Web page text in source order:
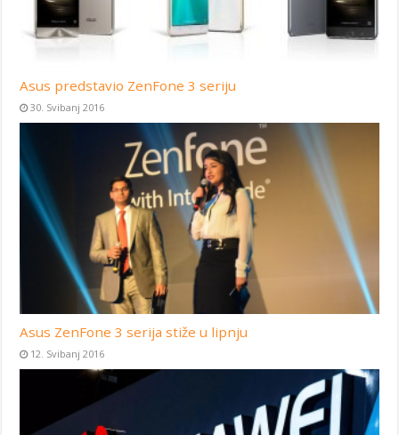
Asus predstavio ZenFone 3 seriju
30. Svibanj 2016
Asus ZenFone 3 serija stiže u lipnju
12. Svibanj 2016